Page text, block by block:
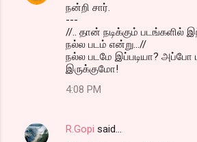
நன்றி சார்.
---
//.. தான் நடிக்கும் படங்களில்
நல்ல படம் என்று...//
நல்ல படமே இப்படியா? அப்போ
இருக்குமோ!
4:08 PM
R.Gopi said…